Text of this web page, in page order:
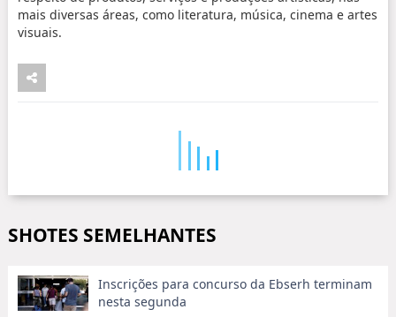
mais diversas áreas, como literatura, música, cinema e artes
visuais.
SHOTES SEMELHANTES
Inscrições para concurso da Ebserh terminam
nesta segunda